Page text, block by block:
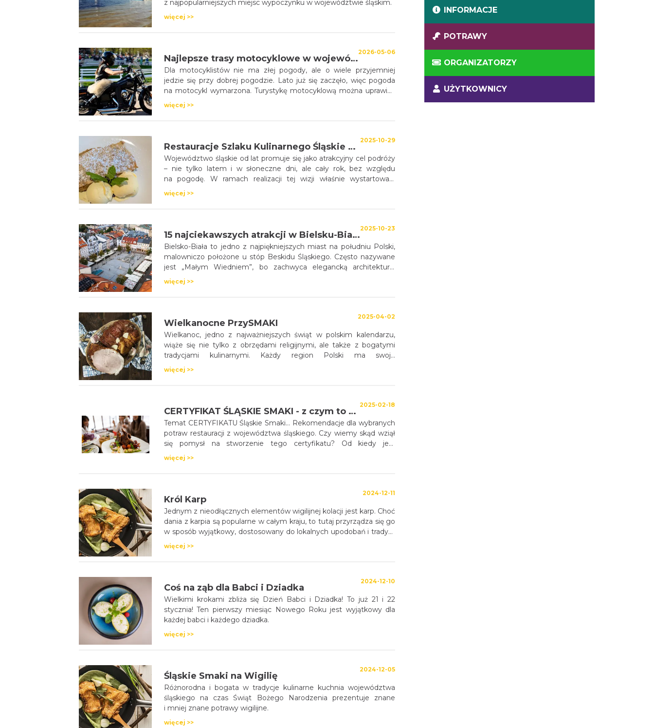
z najpopularniejszych miejsc wypoczynku w województwie śląskim.
więcej >>
2026-05-06
Najlepsze trasy motocyklowe w województwie Śląskim
Dla motocyklistów nie ma złej pogody, ale o wiele przyjemniej
jedzie się przy dobrej pogodzie. Lato już się zaczęło, więc pogoda
na motocykl wymarzona. Turystykę motocyklową można uprawiać
bez ograniczeń. A gdzie jeździć w województwie śląskim? Tym
środkiem transportu można dotrzeć praktycznie do każdego
Ziemię Pszczyńską, dostarczą motocyklistom niesamowitych
emocji, a na pewno krajoznawczych wrażeń.
więcej >>
2025-10-29
Restauracje Szlaku Kulinarnego Śląskie Smaki w ogólnopolskiej kampanii "Śląskie na każdą pogodę"
Województwo śląskie od lat promuje się jako atrakcyjny cel podróży
– nie tylko latem i w słoneczne dni, ale cały rok, bez względu
na pogodę. W ramach realizacji tej wizji właśnie wystartowała
kampania „Śląskie na każdą pogodę”, prowadzona przez Śląską
Organizację Turystyczną.
więcej >>
2025-10-23
15 najciekawszych atrakcji w Bielsku-Białej
Bielsko-Biała to jedno z najpiękniejszych miast na południu Polski,
malowniczo położone u stóp Beskidu Śląskiego. Często nazywane
jest „Małym Wiedniem”, bo zachwyca elegancką architekturą,
secesyjnymi kamienicami i klimatycznym Starym Miastem.
więcej >>
2025-04-02
Wielkanocne PrzySMAKI
Wielkanoc, jedno z najważniejszych świąt w polskim kalendarzu,
wiąże się nie tylko z obrzędami religijnymi, ale także z bogatymi
tradycjami kulinarnymi. Każdy region Polski ma swoje
charakterystyczne potrawy, które pojawiają się na wielkanocnych
stołach, często przekazywane z pokolenia na pokolenie.
więcej >>
2025-02-18
CERTYFIKAT ŚLĄSKIE SMAKI - z czym to się je?
Temat CERTYFIKATU Śląskie Smaki... Rekomendacje dla wybranych
potraw restauracji z województwa śląskiego. Czy wiemy skąd wziął
się pomysł na stworzenie tego certyfikatu? Od kiedy jest
przyznawany? I dlaczego jest to tak ważne wyróżnienie dla
najlepszych restauracji w województwie śląskim?
więcej >>
2024-12-11
Król Karp
Jednym z nieodłącznych elementów wigilijnej kolacji jest karp. Choć
dania z karpia są popularne w całym kraju, to tutaj przyrządza się go
w sposób wyjątkowy, dostosowany do lokalnych upodobań i tradycji
kulinarnych.
więcej >>
2024-12-10
Coś na ząb dla Babci i Dziadka
Wielkimi krokami zbliża się Dzień Babci i Dziadka! To już 21 i 22
stycznia! Ten pierwszy miesiąc Nowego Roku jest wyjątkowy dla
każdej babci i każdego dziadka.
więcej >>
2024-12-05
Śląskie Smaki na Wigilię
Różnorodna i bogata w tradycje kulinarne kuchnia województwa
śląskiego na czas Świąt Bożego Narodzenia prezentuje znane
i mniej znane potrawy wigilijne.
więcej >>
INFORMACJE
POTRAWY
ORGANIZATORZY
UŻYTKOWNICY